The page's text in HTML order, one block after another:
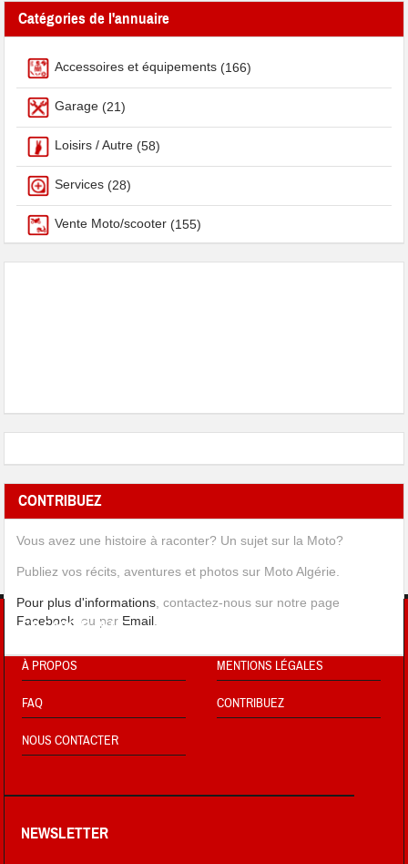
Catégories de l'annuaire
Accessoires et équipements (166)
Garage (21)
Loisirs / Autre (58)
Services (28)
Vente Moto/scooter (155)
CONTRIBUEZ
Vous avez une histoire à raconter? Un sujet sur la Moto?
Publiez vos récits, aventures et photos sur Moto Algérie.
Pour plus d'informations , contactez-nous sur notre page
Facebook , ou par Email
EN SAVOIR PLUS !
À PROPOS MENTIONS LÉGALES
FAQ CONTRIBUEZ
NOUS CONTACTER
NEWSLETTER